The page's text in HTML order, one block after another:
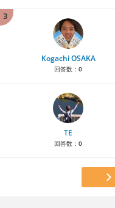
3
Kogachi OSAKA
回答数： 0
TE
回答数： 0